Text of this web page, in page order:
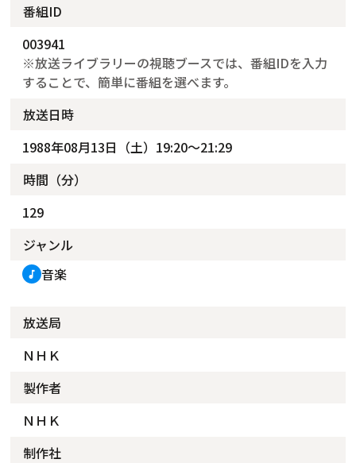
番組ID
003941
※放送ライブラリーの視聴ブースでは、番組IDを入力
することで、簡単に番組を選べます。
放送日時
1988年08月13日（土）19:20～21:29
時間（分）
129
ジャンル
music_note 音楽
放送局
ＮＨＫ
製作者
ＮＨＫ
制作社